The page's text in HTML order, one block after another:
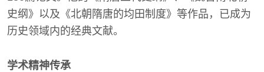
史纲》以及《北朝隋唐的均田制度》等作品，已成为
历史领域内的经典文献。
学术精神传承